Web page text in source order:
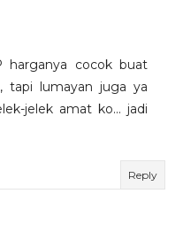
harganya cocok buat
tapi lumayan juga ya
jelek amat ko... jadi
Reply